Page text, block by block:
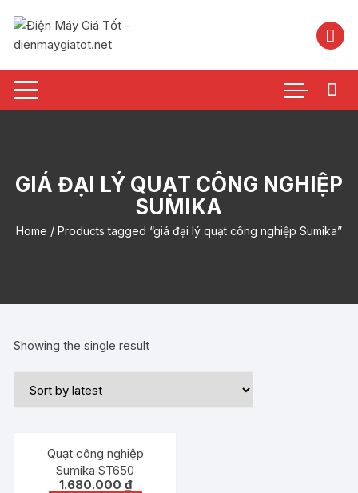
nội
GIÁ ĐẠI LÝ QUẠT CÔNG NGHIỆP
SUMIKA
Home / Products tagged “giá đại lý quạt công nghiệp Sumika”
Showing the single result
Quạt công nghiệp
Sumika ST650
1.680.000 ₫